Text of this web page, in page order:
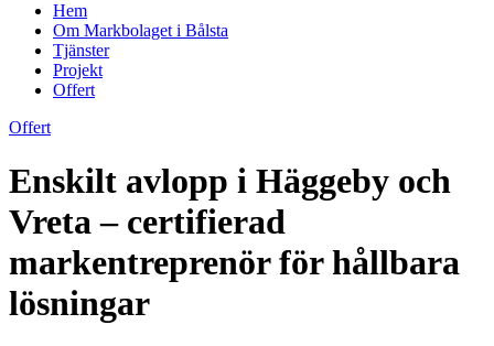
Hem
Om Markbolaget i Bålsta
Tjänster
Projekt
Offert
Offert
Enskilt avlopp i Häggeby och
Vreta – certifierad
markentreprenör för hållbara
lösningar